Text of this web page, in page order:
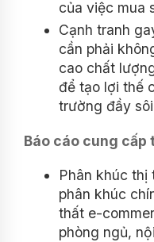
của việc mua
Cạnh tranh
cần phải
cao chất
để tạo lợi thế
trường đầy
Báo cáo cung
Phân khúc
phân khúc
thất e-
phòng ngủ,